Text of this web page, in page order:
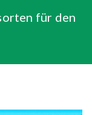
für den